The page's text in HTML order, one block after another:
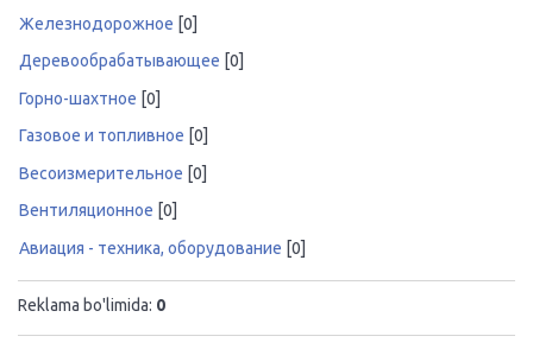
Железнодорожное [0]
Деревообрабатывающее [0]
Горно-шахтное [0]
Газовое и топливное [0]
Весоизмерительное [0]
Вентиляционное [0]
Авиация - техника, оборудование [0]
Reklama bo'limida: 0